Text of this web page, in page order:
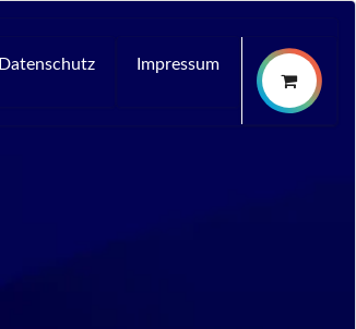
Datenschutz Impressum